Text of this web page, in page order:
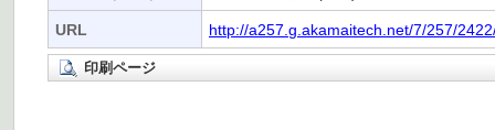
URL http://a257.g.akamaitech.net/7/257/
印刷ページ